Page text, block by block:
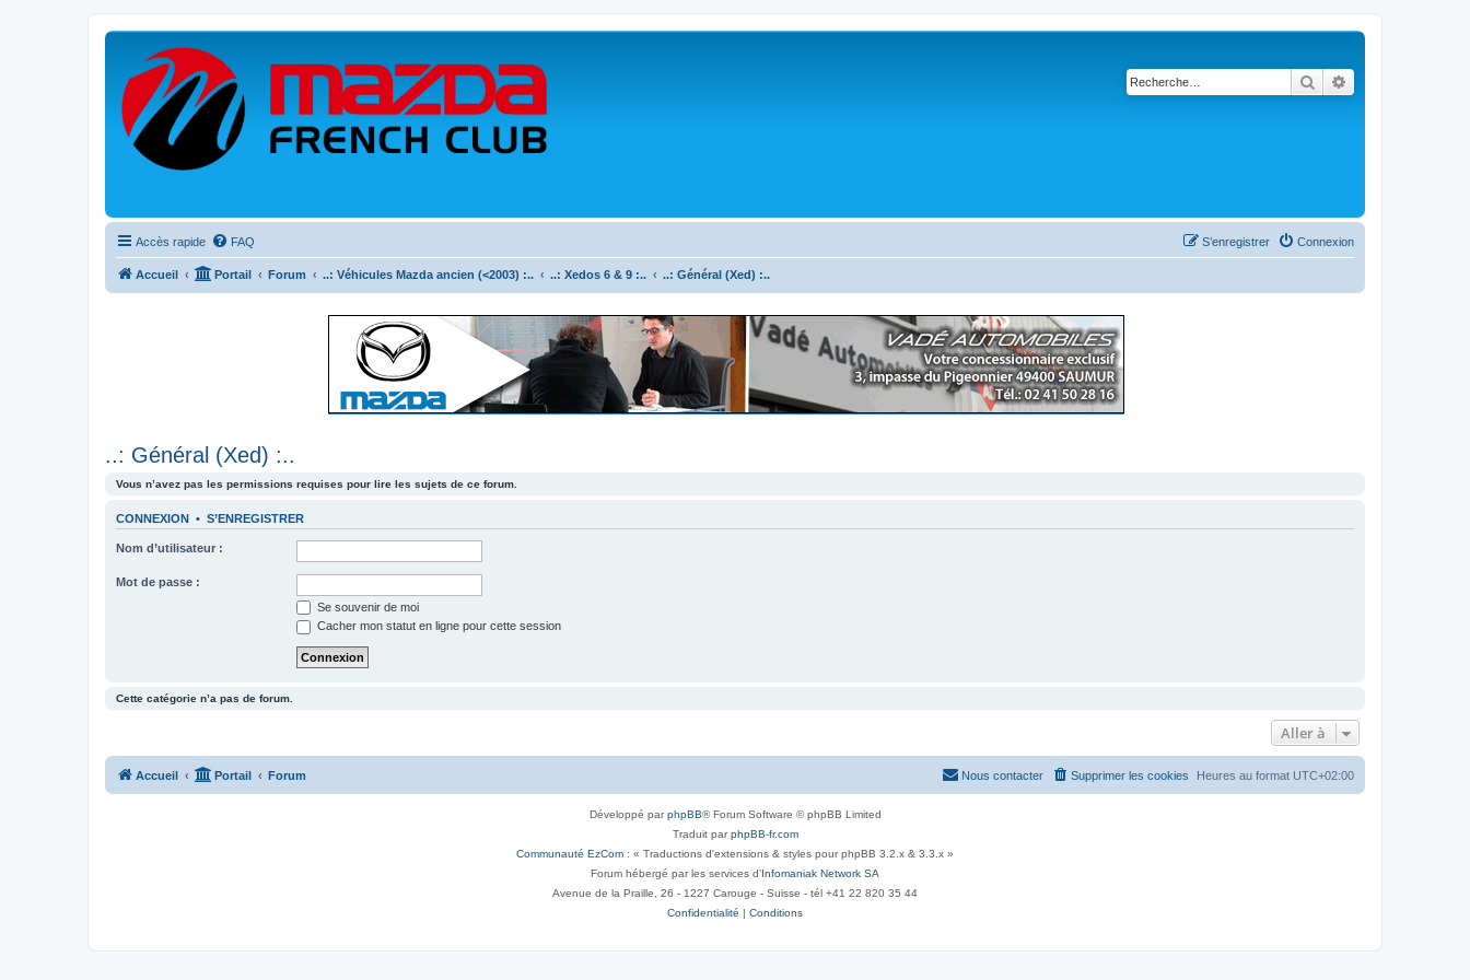
Rechercher
Accès rapide FAQ Connexion
S’enregistrer
Accueil Portail Forum ..: Véhicules Mazda ancien (<2003) :.. ..: Xedos 6 & 9 :.. ..: Général (Xed) :..
..: Général (Xed) :..
Vous n’avez pas les permissions requises pour lire les sujets de ce forum.
CONNEXION • S’ENREGISTRER
Nom d’utilisateur :
Mot de passe :
Se souvenir de moi
Cacher mon statut en ligne pour cette session
Cette catégorie n’a pas de forum.
Aller à
Accueil Portail Forum Heures au format UTC+02:00
Supprimer les cookies
Nous contacter
Développé parphpBB® Forum Software © phpBB Limited
Traduit parphpBB-fr.com
Communauté EzCom : « Traductions d'extensions & styles pour phpBB 3.2.x & 3.3.x »
Forum hébergé par les services d’Infomaniak Network SA
Avenue de la Praille, 26 - 1227 Carouge - Suisse - tél +41 22 820 35 44
Confidentialité | Conditions